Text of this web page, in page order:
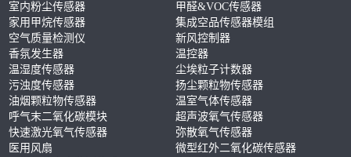
室内粉尘传感器
甲醛&VOC传感器
家用甲烷传感器
集成空品传感器模组
空气质量检测仪
新风控制器
香氛发生器
温控器
温湿度传感器
尘埃粒子计数器
污浊度传感器
扬尘颗粒物传感器
油烟颗粒物传感器
温室气体传感器
呼气末二氧化碳模块
超声波氧气传感器
快速激光氧气传感器
弥散氧气传感器
医用风扇
微型红外二氧化碳传感器